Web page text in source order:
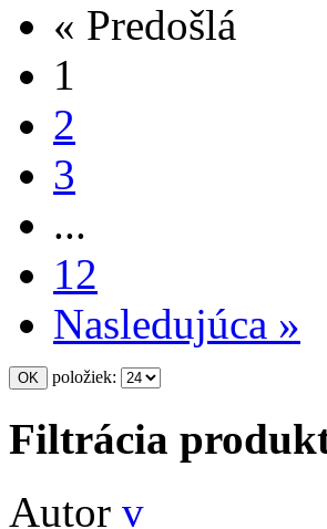
« Predošlá
1
2
3
...
12
Nasledujúca »
položiek:
Filtrácia
Autor v